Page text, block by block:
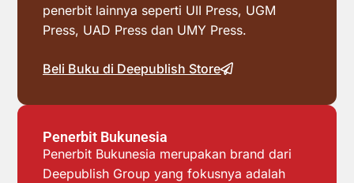
penerbit lainnya seperti UII Press, UGM
Press, UAD Press dan UMY Press.
Beli Buku di Deepublish Store
Penerbit Bukunesia
Penerbit Bukunesia merupakan brand dari
Deepublish Group yang fokusnya adalah